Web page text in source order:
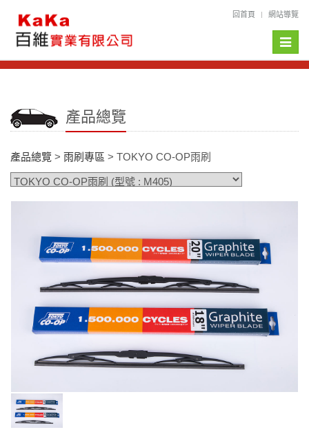
回首頁 網站導覽
Toggle
產品總覽
產品總覽 > 雨刷專區 > TOKYO CO-OP雨刷